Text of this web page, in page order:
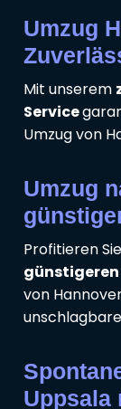
Umzug
Mit unserem
Service
Umzug von
Umzug
Profitieren
günstigeren
von
Uppsala